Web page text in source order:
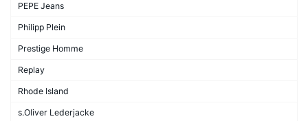
PEPE Jeans
Philipp Plein
Prestige Homme
Replay
Rhode Island
s.Oliver Lederjacke